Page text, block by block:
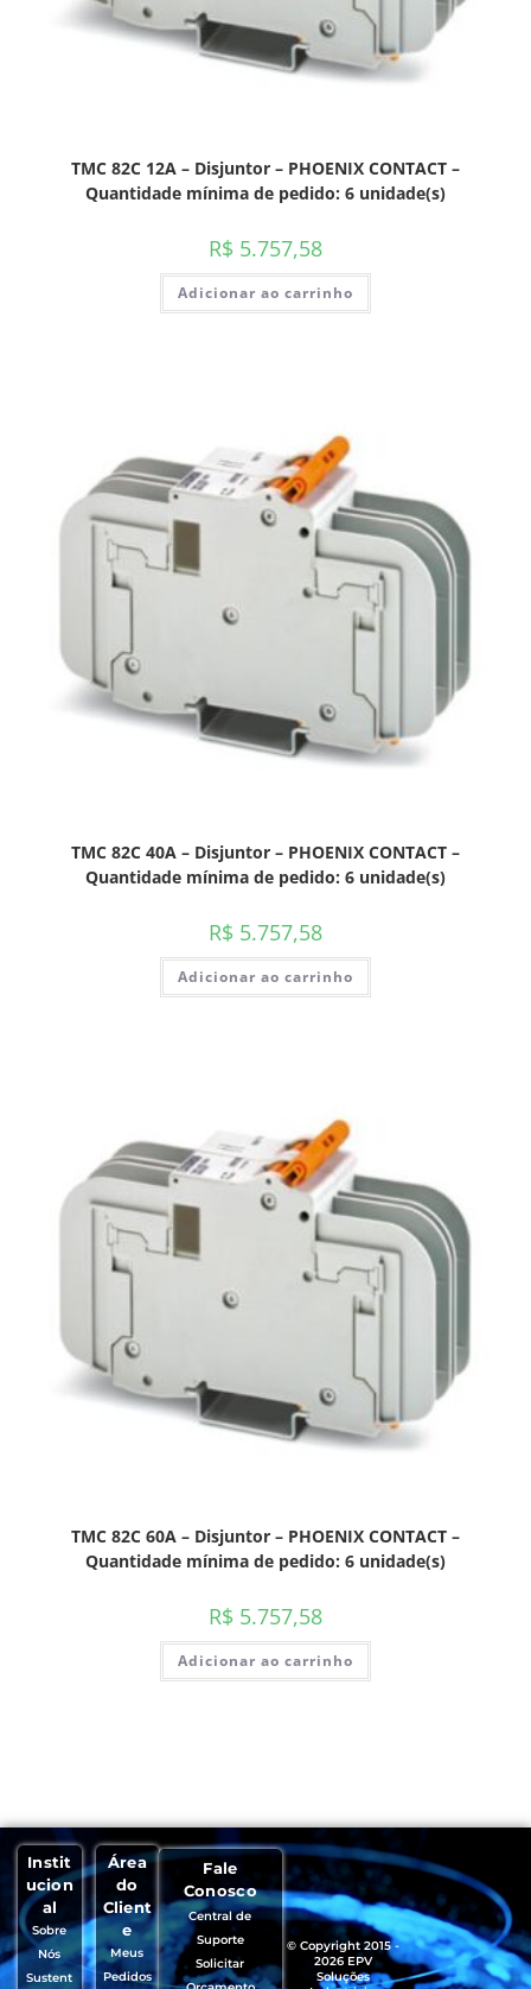
TMC 82C 12A – Disjuntor – PHOENIX CONTACT –
Quantidade mínima de pedido: 6 unidade(s)
R$ 5.757,58
Adicionar ao carrinho
TMC 82C 40A – Disjuntor – PHOENIX CONTACT –
Quantidade mínima de pedido: 6 unidade(s)
R$ 5.757,58
Adicionar ao carrinho
TMC 82C 60A – Disjuntor – PHOENIX CONTACT –
Quantidade mínima de pedido: 6 unidade(s)
R$ 5.757,58
Adicionar ao carrinho
Instit
ucion
al
Sobre
Nós
Sustent
Área
do
Client
e
Meus
Pedidos
Fale
Conosco
Central de
Suporte
Solicitar
© Copyright 2015 -
2026 EPV
Soluções